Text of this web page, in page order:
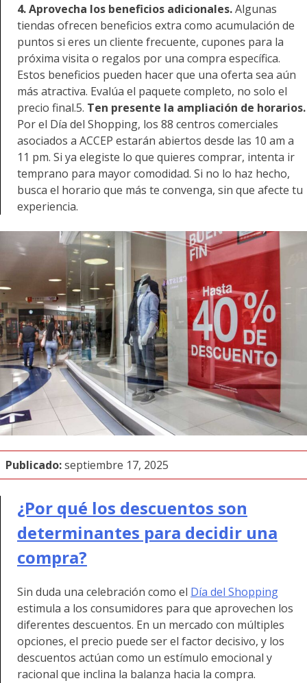
4. Aprovecha los beneficios adicionales.Algunas
tiendas ofrecen beneficios extra como acumulación de
puntos si eres un cliente frecuente, cupones para la
próxima visita o regalos por una compra específica.
Estos beneficios pueden hacer que una oferta sea aún
más atractiva. Evalúa el paquete completo, no solo el
precio final.5. Ten presente la ampliación de horarios.
Por el Día del Shopping, los 88 centros comerciales
asociados a ACCEP estarán abiertos desde las 10 am a
11 pm. Si ya elegiste lo que quieres comprar, intenta ir
temprano para mayor comodidad. Si no lo haz hecho,
busca el horario que más te convenga, sin que afecte tu
experiencia.
Publicado:septiembre 17, 2025
¿Por qué los descuentos son
determinantes para decidir una
compra?
Sin duda una celebración como el Día del Shopping
estimula a los consumidores para que aprovechen los
diferentes descuentos. En un mercado con múltiples
opciones, el precio puede ser el factor decisivo, y los
descuentos actúan como un estímulo emocional y
racional que inclina la balanza hacia la compra.